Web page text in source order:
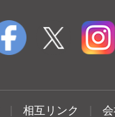
相互リンク